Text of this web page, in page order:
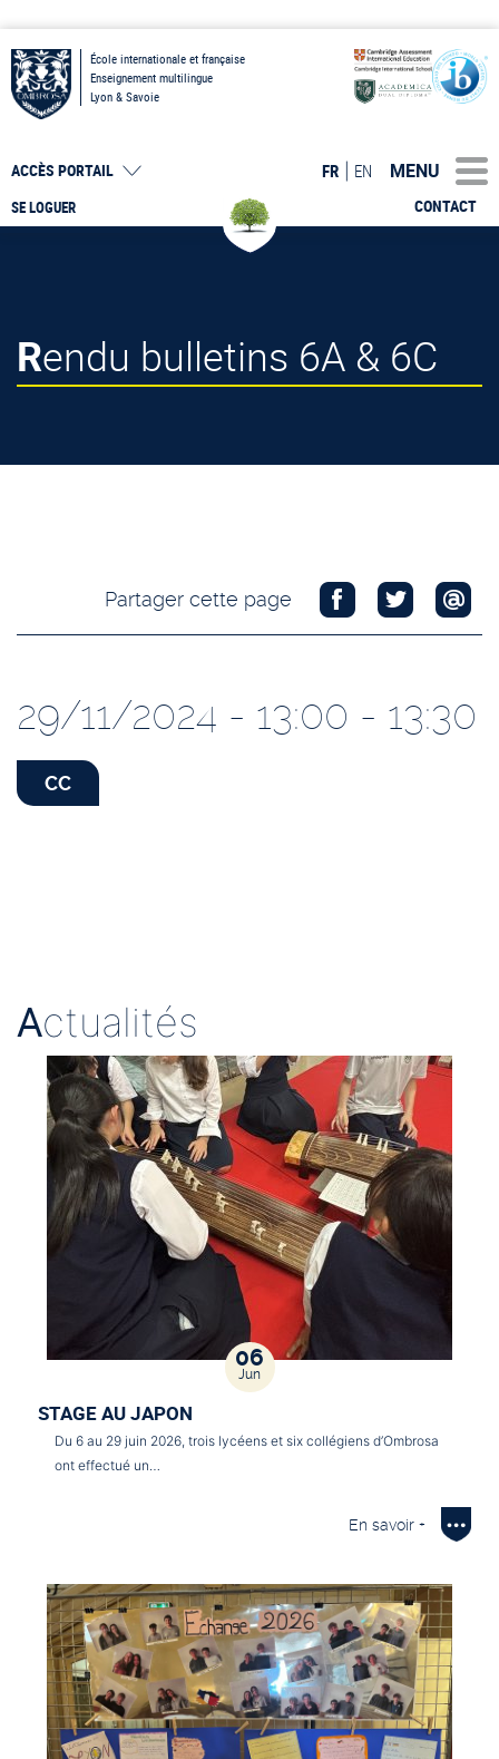
École internationale et française
Enseignement multilingue
Lyon & Savoie
SE LOGUER
ACCÈS PORTAIL
CONTACT
FR EN MENU
Rendu bulletins 6A & 6C
Partager cette page
29/11/2024 - 13:00 - 13:30
CC
Actualités
06
Jun
STAGE AU JAPON
Du 6 au 29 juin 2026, trois lycéens et six collégiens d’Ombrosa
ont effectué un…
En savoir +